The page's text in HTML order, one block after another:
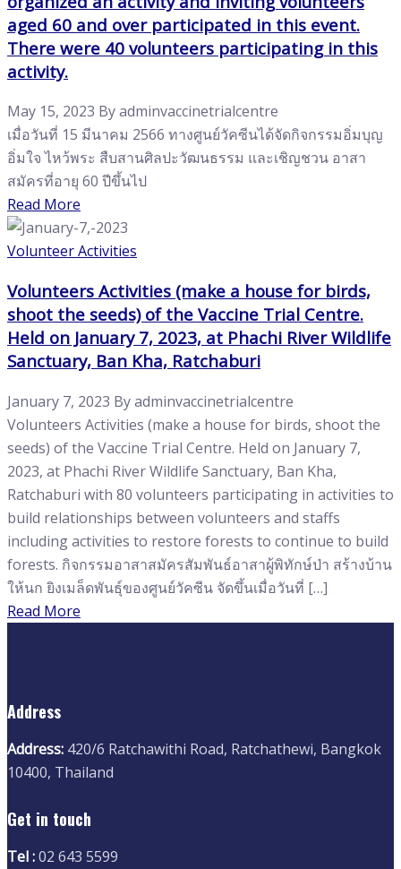
aged 60 and over participated in this event.
There were 40 volunteers participating in this
activity.
May 15, 2023 Byadminvaccinetrialcentre
เมื่อวันที่ 15 มีนาคม 2566 ทางศูนย์วัคซีนได้จัดกิจกรรมอิ่มบุญ
อิ่มใจ ไหว้พระ สืบสานศิลปะวัฒนธรรม และเชิญชวน อาสา
สมัครที่อายุ 60 ปีขึ้นไป
Read More
Volunteer Activities
Volunteers Activities (make a house for birds,
shoot the seeds) of the Vaccine Trial Centre.
Held on January 7, 2023, at Phachi River Wildlife
Sanctuary, Ban Kha, Ratchaburi
January 7, 2023 Byadminvaccinetrialcentre
Volunteers Activities (make a house for birds, shoot the
seeds) of the Vaccine Trial Centre. Held on January 7,
2023, at Phachi River Wildlife Sanctuary, Ban Kha,
Ratchaburi with 80 volunteers participating in activities to
build relationships between volunteers and staffs
including activities to restore forests to continue to build
forests. กิจกรรมอาสาสมัครสัมพันธ์อาสาผู้พิทักษ์ป่า สร้างบ้าน
ให้นก ยิงเมล็ดพันธุ์ของศูนย์วัคซีน จัดขึ้นเมื่อวันที่ […]
Read More
Address
Address: 420/6 Ratchawithi Road, Ratchathewi, Bangkok
10400, Thailand
Get in touch
Tel :02 643 5599